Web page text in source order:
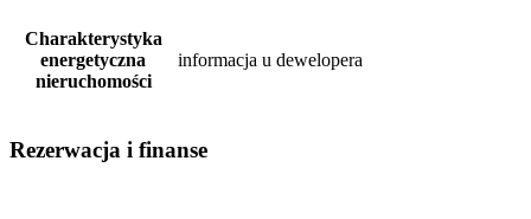
Charakterystyka
energetyczna
nieruchomości
informacja u dewelopera
Rezerwacja i finanse